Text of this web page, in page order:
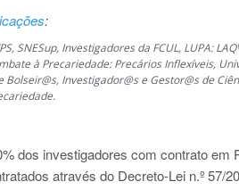
:
SNESup, Investigadores da FCUL, LUPA:
à Precariedade: Precários Inflexíveis,
Investigador@s e Gestor@s de
dos investigadores com contrato
através do Decreto-Lei n.º 57/